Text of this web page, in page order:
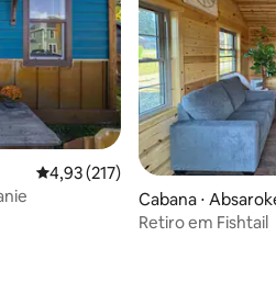
4,93 de uma avaliação média
4,93 (217)
Cabana ⋅
Retiro em Fishtail